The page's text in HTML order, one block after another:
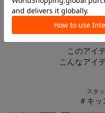
このアイ
こんなアイ
スタ
＃キ